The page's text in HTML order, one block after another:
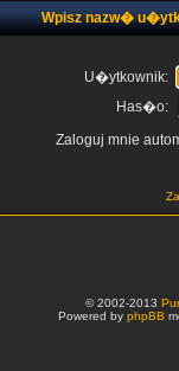
Wpisz nazw�
U�ytkownik:
Has�o:
Zaloguj mnie
© 2002-2013
Powered by phpBB